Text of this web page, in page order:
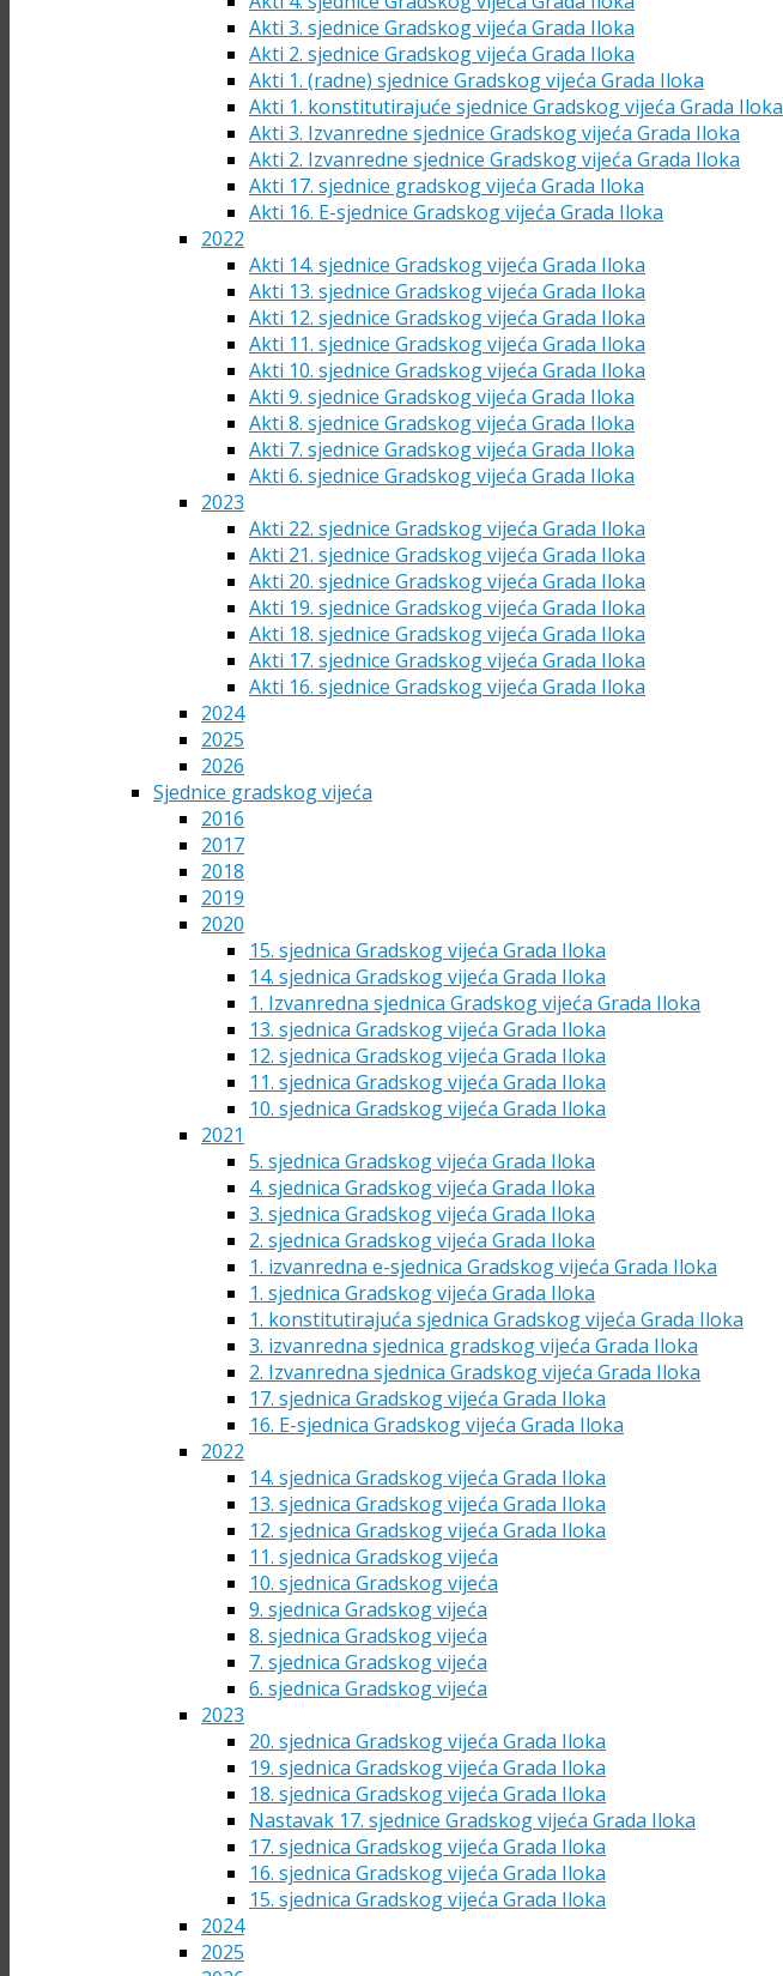
Akti 3. sjednice Gradskog vijeća Grada Iloka
Akti 2. sjednice Gradskog vijeća Grada Iloka
Akti 1. (radne) sjednice Gradskog vijeća Grada Iloka
Akti 1. konstitutirajuće sjednice Gradskog vijeća Grada Iloka
Akti 3. Izvanredne sjednice Gradskog vijeća Grada Iloka
Akti 2. Izvanredne sjednice Gradskog vijeća Grada Iloka
Akti 17. sjednice gradskog vijeća Grada Iloka
Akti 16. E-sjednice Gradskog vijeća Grada Iloka
2022
Akti 14. sjednice Gradskog vijeća Grada Iloka
Akti 13. sjednice Gradskog vijeća Grada Iloka
Akti 12. sjednice Gradskog vijeća Grada Iloka
Akti 11. sjednice Gradskog vijeća Grada Iloka
Akti 10. sjednice Gradskog vijeća Grada Iloka
Akti 9. sjednice Gradskog vijeća Grada Iloka
Akti 8. sjednice Gradskog vijeća Grada Iloka
Akti 7. sjednice Gradskog vijeća Grada Iloka
Akti 6. sjednice Gradskog vijeća Grada Iloka
2023
Akti 22. sjednice Gradskog vijeća Grada Iloka
Akti 21. sjednice Gradskog vijeća Grada Iloka
Akti 20. sjednice Gradskog vijeća Grada Iloka
Akti 19. sjednice Gradskog vijeća Grada Iloka
Akti 18. sjednice Gradskog vijeća Grada Iloka
Akti 17. sjednice Gradskog vijeća Grada Iloka
Akti 16. sjednice Gradskog vijeća Grada Iloka
2024
2025
2026
Sjednice gradskog vijeća
2016
2017
2018
2019
2020
15. sjednica Gradskog vijeća Grada Iloka
14. sjednica Gradskog vijeća Grada Iloka
1. Izvanredna sjednica Gradskog vijeća Grada Iloka
13. sjednica Gradskog vijeća Grada Iloka
12. sjednica Gradskog vijeća Grada Iloka
11. sjednica Gradskog vijeća Grada Iloka
10. sjednica Gradskog vijeća Grada Iloka
2021
5. sjednica Gradskog vijeća Grada Iloka
4. sjednica Gradskog vijeća Grada Iloka
3. sjednica Gradskog vijeća Grada Iloka
2. sjednica Gradskog vijeća Grada Iloka
1. izvanredna e-sjednica Gradskog vijeća Grada Iloka
1. sjednica Gradskog vijeća Grada Iloka
1. konstitutirajuća sjednica Gradskog vijeća Grada Iloka
3. izvanredna sjednica gradskog vijeća Grada Iloka
2. Izvanredna sjednica Gradskog vijeća Grada Iloka
17. sjednica Gradskog vijeća Grada Iloka
16. E-sjednica Gradskog vijeća Grada Iloka
2022
14. sjednica Gradskog vijeća Grada Iloka
13. sjednica Gradskog vijeća Grada Iloka
12. sjednica Gradskog vijeća Grada Iloka
11. sjednica Gradskog vijeća
10. sjednica Gradskog vijeća
9. sjednica Gradskog vijeća
8. sjednica Gradskog vijeća
7. sjednica Gradskog vijeća
6. sjednica Gradskog vijeća
2023
20. sjednica Gradskog vijeća Grada Iloka
19. sjednica Gradskog vijeća Grada Iloka
18. sjednica Gradskog vijeća Grada Iloka
Nastavak 17. sjednice Gradskog vijeća Grada Iloka
17. sjednica Gradskog vijeća Grada Iloka
16. sjednica Gradskog vijeća Grada Iloka
15. sjednica Gradskog vijeća Grada Iloka
2024
2025